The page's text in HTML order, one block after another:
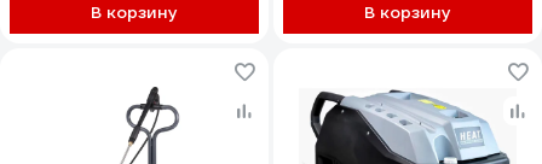
В корзину В корзину